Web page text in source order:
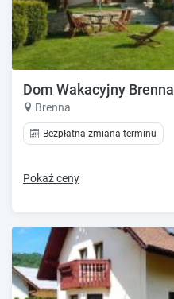
Dom Wakacyjny Brenna
Brenna
Bezpłatna zmiana terminu
Pokaż ceny